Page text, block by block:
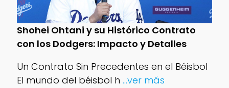
Shohei Ohtani y su Histórico Contrato
con los Dodgers: Impacto y Detalles
Un Contrato Sin Precedentes en el Béisbol
El mundo del béisbol h ...ver más